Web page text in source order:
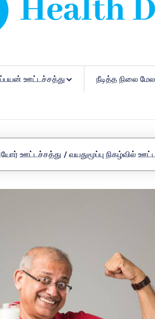
ஊட்டச்சத்து நீடித்த நிலை
ஊட்டச்சத்து / வயதுமூப்பு நிகழ்வில்